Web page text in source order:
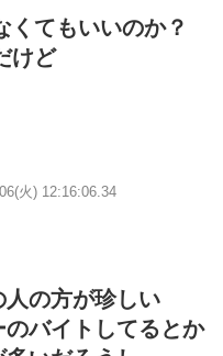
くてもいいのか？
けど
火) 12:16:06.34
の方が珍しい
バイトしてるとか